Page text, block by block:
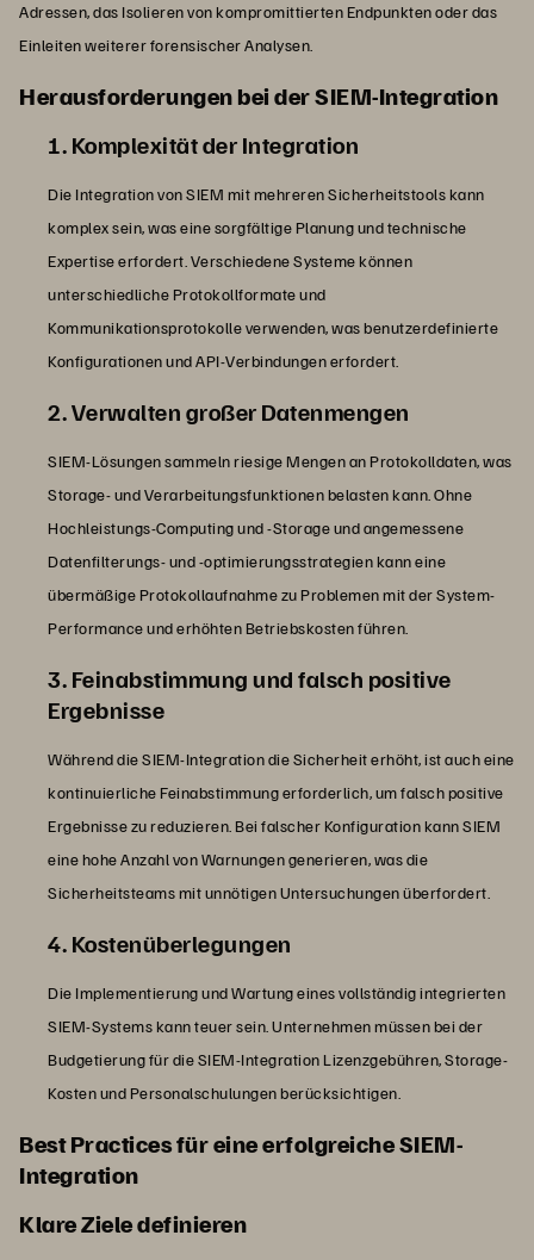
Adressen, das Isolieren von kompromittierten Endpunkten oder das
Einleiten weiterer forensischer Analysen.
Herausforderungen bei der SIEM-Integration
1. Komplexität der Integration
Die Integration von SIEM mit mehreren Sicherheitstools kann
komplex sein, was eine sorgfältige Planung und technische
Expertise erfordert. Verschiedene Systeme können
unterschiedliche Protokollformate und
Kommunikationsprotokolle verwenden, was benutzerdefinierte
Konfigurationen und API-Verbindungen erfordert.
2. Verwalten großer Datenmengen
SIEM-Lösungen sammeln riesige Mengen an Protokolldaten, was
Storage- und Verarbeitungsfunktionen belasten kann. Ohne
Hochleistungs-Computing und -Storage und angemessene
Datenfilterungs- und -optimierungsstrategien kann eine
übermäßige Protokollaufnahme zu Problemen mit der System-
Performance und erhöhten Betriebskosten führen.
3. Feinabstimmung und falsch positive
Ergebnisse
Während die SIEM-Integration die Sicherheit erhöht, ist auch eine
kontinuierliche Feinabstimmung erforderlich, um falsch positive
Ergebnisse zu reduzieren. Bei falscher Konfiguration kann SIEM
eine hohe Anzahl von Warnungen generieren, was die
Sicherheitsteams mit unnötigen Untersuchungen überfordert.
4. Kostenüberlegungen
Die Implementierung und Wartung eines vollständig integrierten
SIEM-Systems kann teuer sein. Unternehmen müssen bei der
Budgetierung für die SIEM-Integration Lizenzgebühren, Storage-
Kosten und Personalschulungen berücksichtigen.
Best Practices für eine erfolgreiche SIEM-
Integration
Klare Ziele definieren